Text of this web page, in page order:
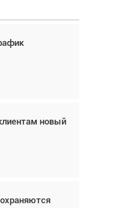
новый
и БПЛА в